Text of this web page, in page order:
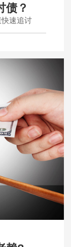
债？
速追讨